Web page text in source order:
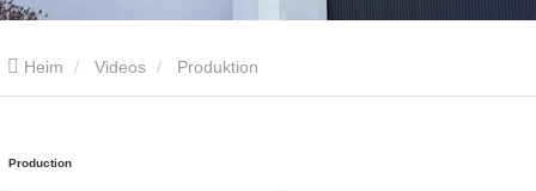
Heim Videos Produktion
Production